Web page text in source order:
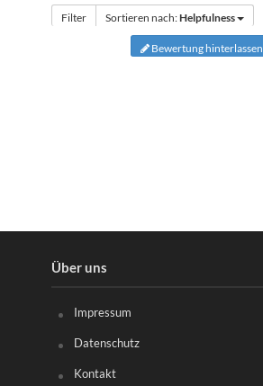
Filter Sortieren nach:Helpfulness
Bewertung hinterlassen
Über uns
Impressum
Datenschutz
Kontakt